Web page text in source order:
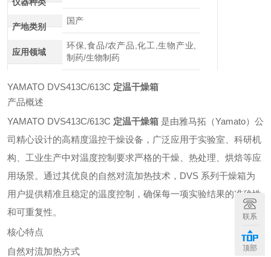
产地类别
国产
应用领域
环保,食品/农产品,化工,生物产业,
制药/生物制药
YAMATO DVS413C/613C 定温干燥箱
产品概述
YAMATO DVS413C/613C 定温干燥箱 是由雅马拓（Yamato）公
司精心设计的高精度温控干燥设备，广泛应用于实验室、科研机
构、工业生产中对温度控制要求严格的干燥、热处理、烘焙等应
用场景。通过其优良的自然对流加热技术，DVS 系列干燥箱为
用户提供精准且稳定的温度控制，确保每一项实验结果的准确性
和可重复性。
核心特点
自然对流加热方式
联系
顶部